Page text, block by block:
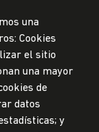
una
Cookies
el sitio
una mayor
de
datos
y